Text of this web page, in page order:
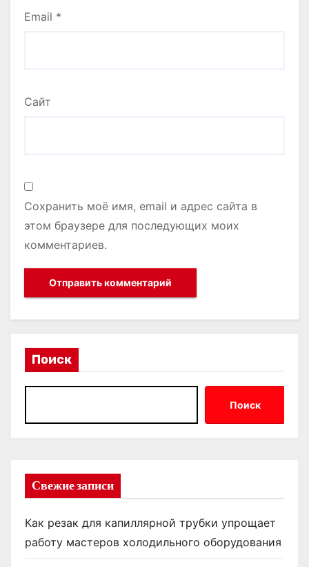
Email *
Сайт
Сохранить моё имя, email и адрес сайта в
этом браузере для последующих моих
комментариев.
Поиск
Поиск
Свежие записи
Как резак для капиллярной трубки упрощает
работу мастеров холодильного оборудования